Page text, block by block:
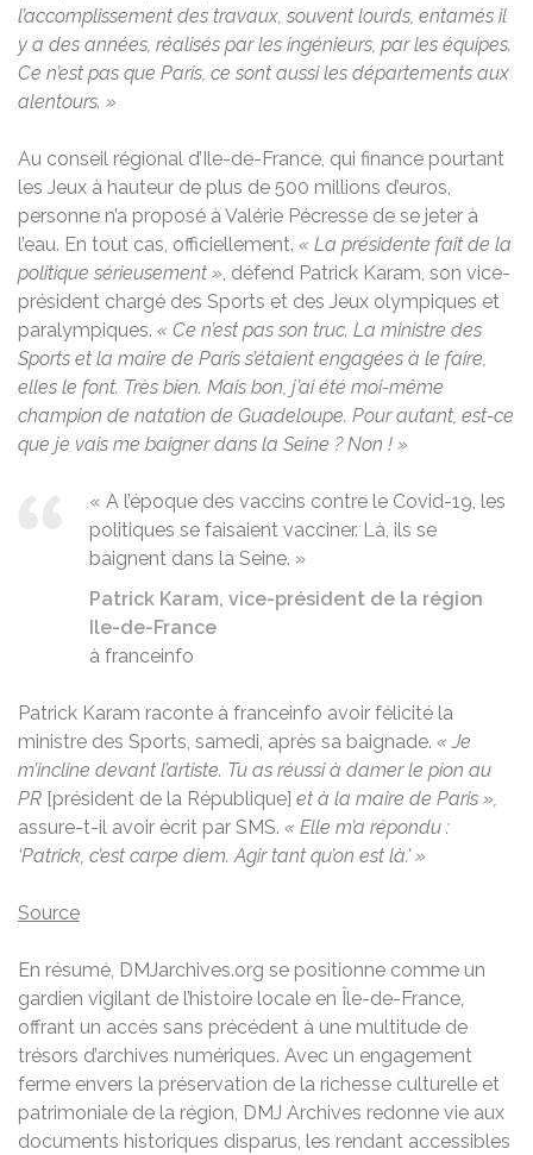
l’accomplissement des travaux, souvent lourds, entamés il
y a des années, réalisés par les ingénieurs, par les équipes.
Ce n’est pas que Paris, ce sont aussi les départements aux
alentours. »
Au conseil régional d’Ile-de-France, qui finance pourtant
les Jeux à hauteur de plus de 500 millions d’euros,
personne n’a proposé à Valérie Pécresse de se jeter à
l’eau. En tout cas, officiellement. « La présidente fait de la
politique sérieusement » , défend Patrick Karam, son vice-
président chargé des Sports et des Jeux olympiques et
paralympiques. « Ce n’est pas son truc. La ministre des
Sports et la maire de Paris s’étaient engagées à le faire,
elles le font. Très bien. Mais bon, j’ai été moi-même
champion de natation de Guadeloupe. Pour autant, est-ce
que je vais me baigner dans la Seine ? Non ! »
« A l’époque des vaccins contre le Covid-19, les
politiques se faisaient vacciner. Là, ils se
baignent dans la Seine. »
Patrick Karam, vice-président de la région
Ile-de-France
à franceinfo
Patrick Karam raconte à franceinfo avoir félicité la
ministre des Sports, samedi, après sa baignade. « Je
m’incline devant l’artiste. Tu as réussi à damer le pion au
PR [président de la République] et à la maire de Paris »,
assure-t-il avoir écrit par SMS. « Elle m’a répondu :
‘Patrick, c’est carpe diem. Agir tant qu’on est là.' »
Source
En résumé, DMJarchives.org se positionne comme un
gardien vigilant de l’histoire locale en Île-de-France,
offrant un accès sans précédent à une multitude de
trésors d’archives numériques. Avec un engagement
ferme envers la préservation de la richesse culturelle et
patrimoniale de la région, DMJ Archives redonne vie aux
documents historiques disparus, les rendant accessibles